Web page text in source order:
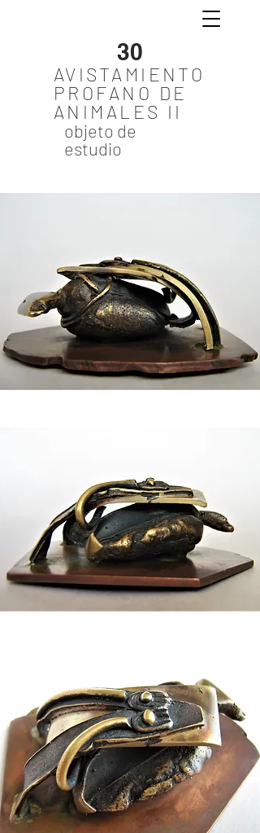
AVISTAMIENTO
PROFANO DE
ANIMALES II
30
objeto de
estudio